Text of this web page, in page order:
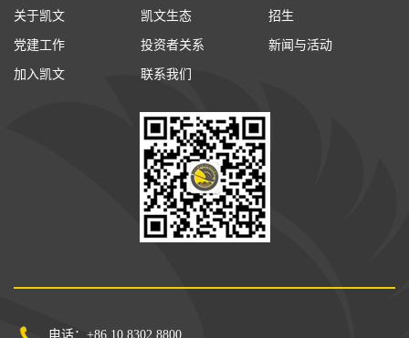
关于凯文 凯文生态 招生
党建工作 投资者关系 新闻与活动
加入凯文 联系我们
电话：+86 10 8302 8800